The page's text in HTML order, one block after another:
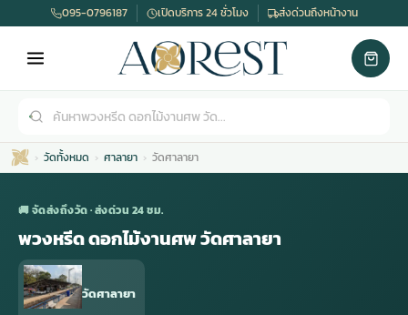
ดอกไม้หน้าศพ
พวงหรีด กรุงเทพ
ไม้งานแต่ง
พวงหรีดพัดลม
รับจัดงานศพ
095-0796187 เปิดบริการ 24 ชั่วโมง ส่งด่วนถึงหน้างาน
วัดทั้งหมด ศาลายา วัดศาลายา
🚚 จัดส่งถึงวัด · ส่งด่วน 24 ชม.
พวงหรีด ดอกไม้งานศพ วัดศาลายา
วัดศาลายา